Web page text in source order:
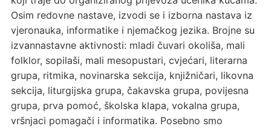
Osim redovne nastave, izvodi se i izborna nastava iz
vjeronauka, informatike i njemačkog jezika. Brojne su
izvannastavne aktivnosti: mladi čuvari okoliša, mali
folklor, sopilaši, mali mesopustari, cvjećari, literarna
grupa, ritmika, novinarska sekcija, knjižničari, likovna
sekcija, liturgijska grupa, čakavska grupa, povijesna
grupa, prva pomoć, školska klapa, vokalna grupa,
vršnjaci pomagači i informatika. Posebno smo